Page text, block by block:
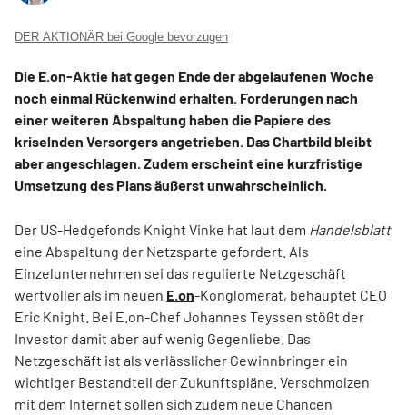
DER AKTIONÄR bei Google bevorzugen
Die E.on-Aktie hat gegen Ende der abgelaufenen Woche
noch einmal Rückenwind erhalten. Forderungen nach
einer weiteren Abspaltung haben die Papiere des
kriselnden Versorgers angetrieben. Das Chartbild bleibt
aber angeschlagen. Zudem erscheint eine kurzfristige
Umsetzung des Plans äußerst unwahrscheinlich.
Der US-Hedgefonds Knight Vinke hat laut dem Handelsblatt
eine Abspaltung der Netzsparte gefordert. Als
Einzelunternehmen sei das regulierte Netzgeschäft
wertvoller als im neuen E.on-Konglomerat, behauptet CEO
Eric Knight. Bei E.on-Chef Johannes Teyssen stößt der
Investor damit aber auf wenig Gegenliebe. Das
Netzgeschäft ist als verlässlicher Gewinnbringer ein
wichtiger Bestandteil der Zukunftspläne. Verschmolzen
mit dem Internet sollen sich zudem neue Chancen